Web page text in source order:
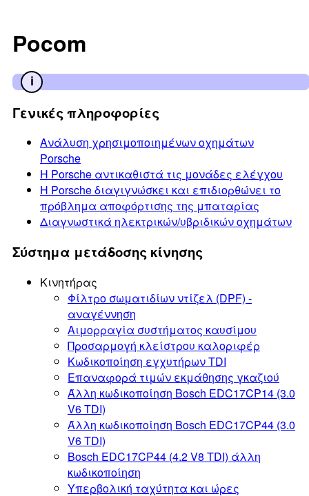
Pocom
Γενικές πληροφορίες
Ανάλυση χρησιμοποιημένων οχημάτων
Porsche
Η Porsche αντικαθιστά τις μονάδες ελέγχου
Η Porsche διαγιγνώσκει και επιδιορθώνει το
πρόβλημα αποφόρτισης της μπαταρίας
Διαγνωστικά ηλεκτρικών/υβριδικών οχημάτων
Σύστημα μετάδοσης κίνησης
Κινητήρας
Φίλτρο σωματιδίων ντίζελ (DPF) -
αναγέννηση
Αιμορραγία συστήματος καυσίμου
Προσαρμογή κλείστρου καλοριφέρ
Κωδικοποίηση εγχυτήρων TDI
Επαναφορά τιμών εκμάθησης γκαζιού
Άλλη κωδικοποίηση Bosch EDC17CP14 (3.0
V6 TDI)
Άλλη κωδικοποίηση Bosch EDC17CP44 (3.0
V6 TDI)
Bosch EDC17CP44 (4.2 V8 TDI) άλλη
κωδικοποίηση
Υπερβολική ταχύτητα και ώρες